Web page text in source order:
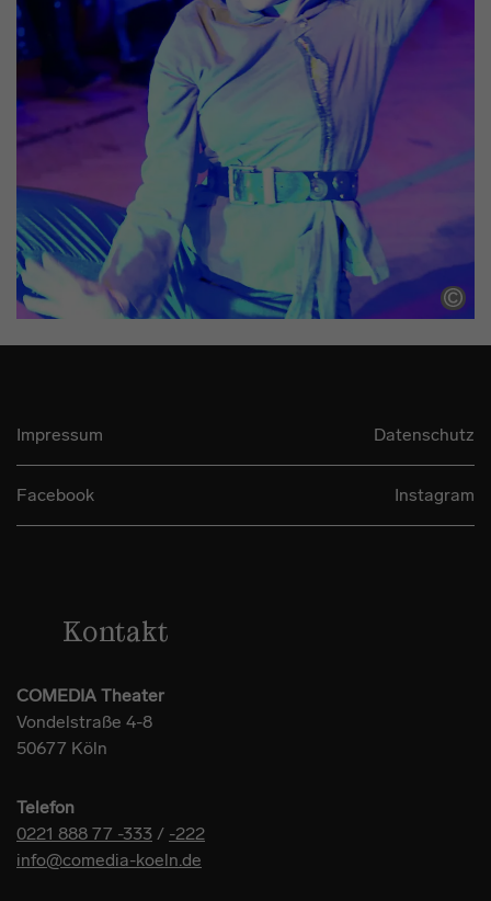
Impressum Datenschutz
Facebook Instagram
Kontakt
COMEDIA Theater
Vondelstraße 4-8
50677 Köln
Telefon
0221 888 77 -333 / -222
info@comedia-koeln.de